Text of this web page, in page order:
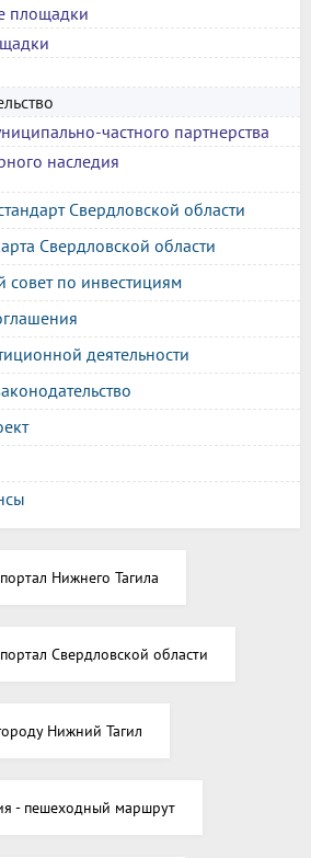
площадки
частного партнерства
наследия
Свердловской области
Свердловской области
по инвестициям
деятельности
Нижнего Тагила
Свердловской области
Нижний Тагил
- пешеходный маршрут